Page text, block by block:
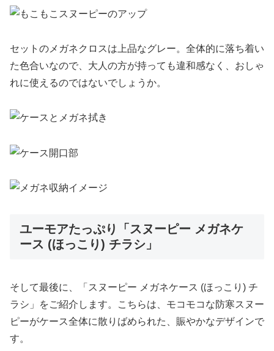
セットのメガネクロスは上品なグレー。全体的に落ち着い
た色合いなので、大人の方が持っても違和感なく、おしゃ
れに使えるのではないでしょうか。
ユーモアたっぷり「スヌーピー メガネケ
ース (ほっこり) チラシ」
そして最後に、「スヌーピー メガネケース (ほっこり) チ
ラシ」をご紹介します。こちらは、モコモコな防寒スヌー
ピーがケース全体に散りばめられた、賑やかなデザインで
す。